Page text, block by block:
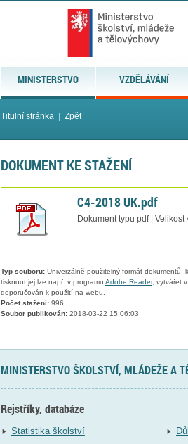
MINISTERSTVO VZDĚLÁVÁNÍ
Titulní stránka| Zpět
DOKUMENT KE STAŽENÍ
C4-2018 UK.pdf
Dokument typu pdf | Velikost
Typ souboru:Univerzálně použitelný formát dokumentů,
tisknout jej lze např. v programu Adobe Reader, vytvářet
doporučován k použití na webu.
Počet stažení:996
Soubor publikován:2018-03-22 15:06:03
MINISTERSTVO ŠKOLSTVÍ, MLÁDEŽE A
Rejstříky, databáze
Statistika školství